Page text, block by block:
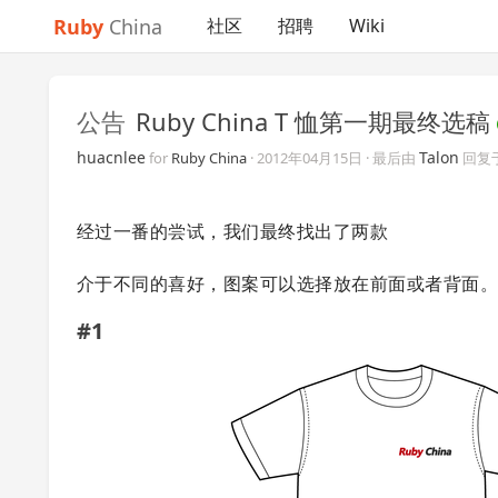
Ruby China 社区 招聘 Wiki
公告 Ruby China T 恤第一期最终选稿
huacnleefor Ruby China ·2012年04月15日 · 最后由 Talon 回复
经过一番的尝试，我们最终找出了两款
介于不同的喜好，图案可以选择放在前面或者背面。
#1